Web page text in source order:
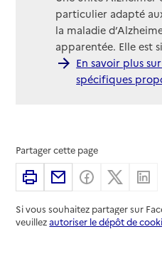
particulier adapté
la maladie
apparentée. Elle est
En savoir plus
spécifiques
Partager cette page
ImprimerPartager par email
Partager
Si vous souhaitez partager sur
veuillezautoriser le dépôt de